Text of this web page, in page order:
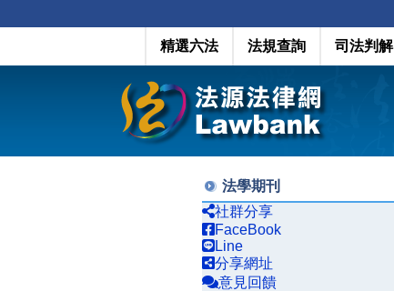
精選六法 法規查詢 司法判解
法學期刊
社群分享
FaceBook
Line
分享網址
意見回饋